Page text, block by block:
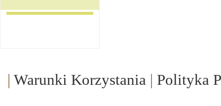
| Warunki Korzystania | Polityka